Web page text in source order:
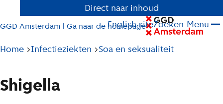
Direct naar inhoud
GGD Amsterdam | Ga naar de homepage
English siteZoeken Menu
Pad
huidige
pagina
Home Infectieziekten Soa en seksualiteit
Shigella